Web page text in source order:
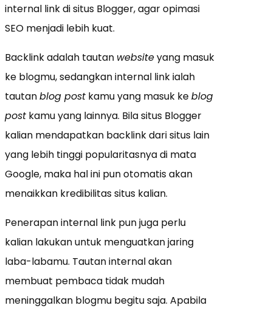
internal link di situs Blogger, agar opimasi
SEO menjadi lebih kuat.
Backlink adalah tautan websiteyang masuk
ke blogmu, sedangkan internal link ialah
tautanblog post kamu yang masuk keblog
post kamu yang lainnya. Bila situs Blogger
kalian mendapatkan backlink dari situs lain
yang lebih tinggi popularitasnya di mata
Google, maka hal ini pun otomatis akan
menaikkan kredibilitas situs kalian.
Penerapan internal link pun juga perlu
kalian lakukan untuk menguatkan jaring
laba-labamu. Tautan internal akan
membuat pembaca tidak mudah
meninggalkan blogmu begitu saja. Apabila